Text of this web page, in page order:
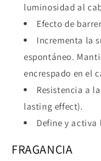
luminosidad al
Efecto de
Incrementa la
espontáneo.
encrespado en el
Resistencia a
lasting effect).
Define y activa
FRAGANCIA